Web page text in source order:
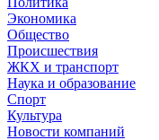
Экономика
Общество
Происшествия
ЖКХ и транспорт
Наука и образование
Спорт
Культура
Новости компаний